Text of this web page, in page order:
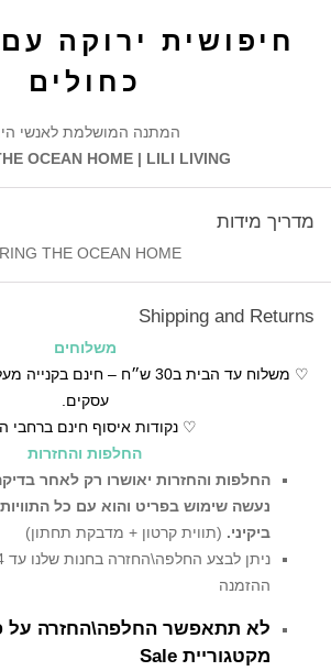
חיפושית ירוקה
כחולים
המתנה המושלמת לאנשי
OCEAN HOME | LILI LIVING
מדריך מידות
THE OCEAN HOME
Shipping and Returns
משלוחים
עסקים.
♡ נקודות איסוף חינם ברחבי
החלפות והחזרות
החלפות והחזרות יאושרו רק לאחר בדיקה
נעשה שימוש בפריט והוא עם כל
ביקיני. (תווית קרטון + מדבקת תחתון)
ההזמנה
לא תתאפשר החלפה\החזרה על
מקטגוריית Sale